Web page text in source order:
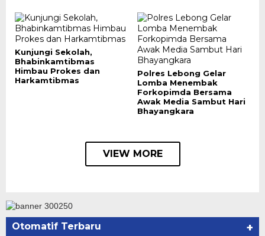
Kunjungi Sekolah,
Bhabinkamtibmas
Himbau Prokes dan
Harkamtibmas
Polres Lebong Gelar
Lomba Menembak
Forkopimda Bersama
Awak Media Sambut Hari
Bhayangkara
VIEW MORE
Otomatif Terbaru +